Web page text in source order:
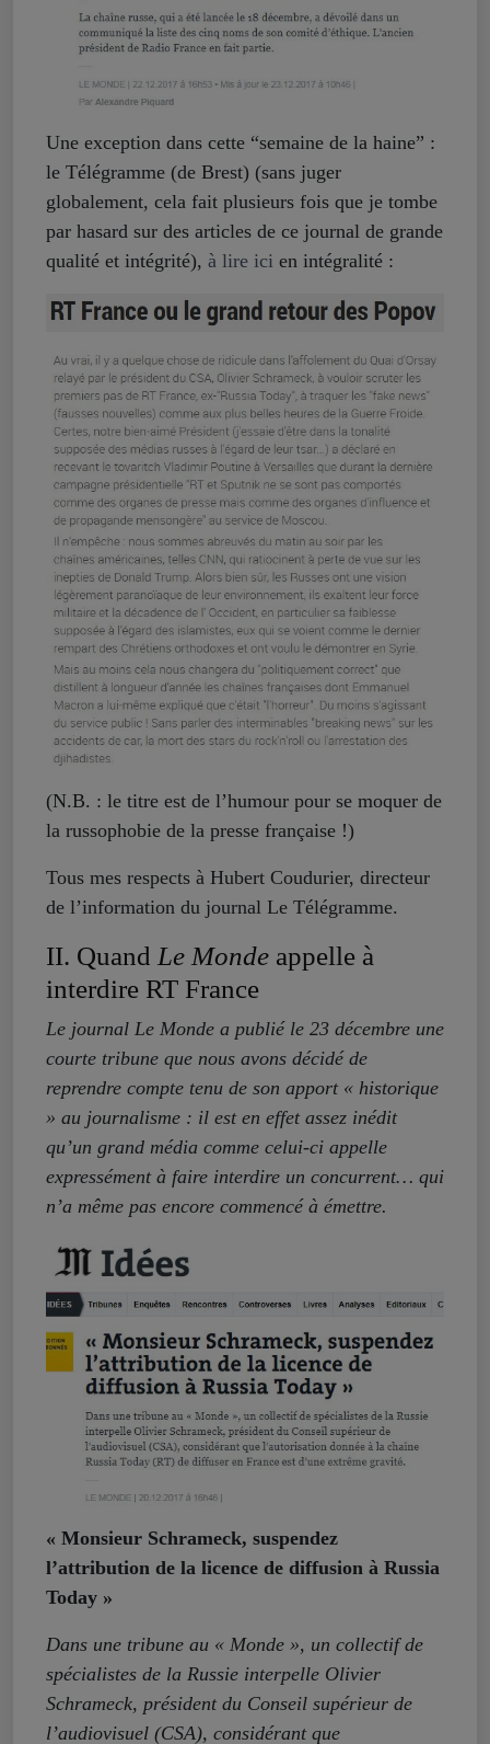
Une exception dans cette “semaine de la haine” :
le Télégramme (de Brest) (sans juger
globalement, cela fait plusieurs fois que je tombe
par hasard sur des articles de ce journal de grande
qualité et intégrité), à lire ici en intégralité :
(N.B. : le titre est de l’humour pour se moquer de
la russophobie de la presse française !)
Tous mes respects à Hubert Coudurier, directeur
de l’information du journal Le Télégramme.
II. Quand Le Monde appelle à
interdire RT France
Le journal Le Monde a publié le 23 décembre une
courte tribune que nous avons décidé de
reprendre compte tenu de son apport « historique
» au journalisme : il est en effet assez inédit
qu’un grand média comme celui-ci appelle
expressément à faire interdire un concurrent… qui
n’a même pas encore commencé à émettre.
« Monsieur Schrameck, suspendez
l’attribution de la licence de diffusion à Russia
Today »
Dans une tribune au « Monde », un collectif de
spécialistes de la Russie interpelle Olivier
Schrameck, président du Conseil supérieur de
l’audiovisuel (CSA), considérant que